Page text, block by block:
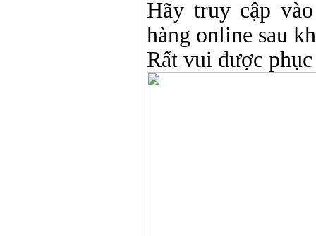
Hãy truy cập
hàng online sau
Rất vui được